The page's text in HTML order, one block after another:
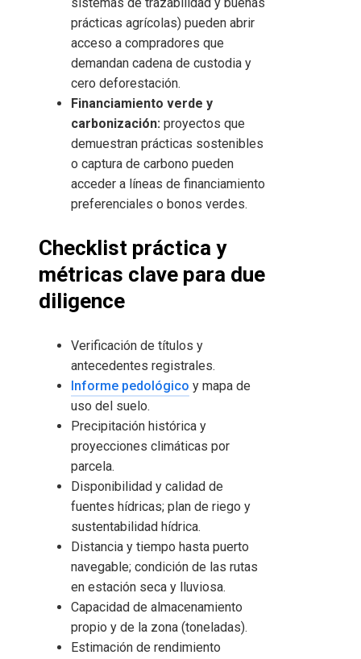
sistemas de trazabilidad y buenas
prácticas agrícolas) pueden abrir
acceso a compradores que
demandan cadena de custodia y
cero deforestación.
Financiamiento verde y
carbonización: proyectos que
demuestran prácticas sostenibles
o captura de carbono pueden
acceder a líneas de financiamiento
preferenciales o bonos verdes.
Checklist práctica y
métricas clave para due
diligence
Verificación de títulos y
antecedentes registrales.
Informe pedológico y mapa de
uso del suelo.
Precipitación histórica y
proyecciones climáticas por
parcela.
Disponibilidad y calidad de
fuentes hídricas; plan de riego y
sustentabilidad hídrica.
Distancia y tiempo hasta puerto
navegable; condición de las rutas
en estación seca y lluviosa.
Capacidad de almacenamiento
propio y de la zona (toneladas).
Estimación de rendimiento